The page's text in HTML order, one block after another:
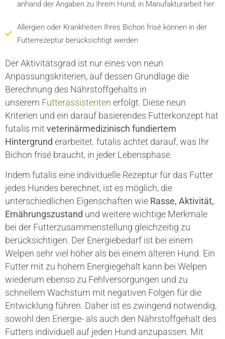
anhand der Angaben zu Ihrem Hund, in Manufakturarbeit her
Allergien oder Krankheiten Ihres Bichon frisé können in der
Futterrezeptur berücksichtigt werden
Der Aktivitätsgrad ist nur eines von neun
Anpassungskriterien, auf dessen Grundlage die
Berechnung des Nährstoffgehalts in
unserem Futterassistenten erfolgt. Diese neun
Kriterien und ein darauf basierendes Futterkonzept hat
futalis mit veterinärmedizinisch fundiertem
Hintergrund erarbeitet. futalis achtet darauf, was Ihr
Bichon frisé braucht, in jeder Lebensphase.
Indem futalis eine individuelle Rezeptur für das Futter
jedes Hundes berechnet, ist es möglich, die
unterschiedlichen Eigenschaften wie Rasse, Aktivität,
Ernährungszustand und weitere wichtige Merkmale
bei der Futterzusammenstellung gleichzeitig zu
berücksichtigen. Der Energiebedarf ist bei einem
Welpen sehr viel höher als bei einem älteren Hund. Ein
Futter mit zu hohem Energiegehalt kann bei Welpen
wiederum ebenso zu Fehlversorgungen und zu
schnellem Wachstum mit negativen Folgen für die
Entwicklung führen. Daher ist es zwingend notwendig,
sowohl den Energie- als auch den Nährstoffgehalt des
Futters individuell auf jeden Hund anzupassen. Mit